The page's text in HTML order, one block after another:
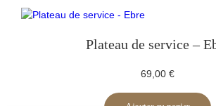
Plateau de service –
69,00 €